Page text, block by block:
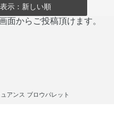
表示：新しい順
からご投稿頂けます。
アンス ブロウパレット